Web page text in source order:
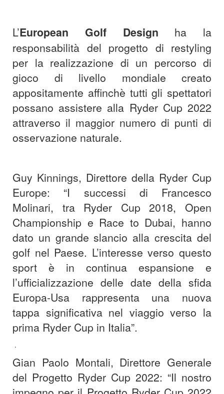
L’European Golf Design ha la
responsabilità del progetto di restyling
per la realizzazione di un percorso di
gioco di livello mondiale creato
appositamente affinchè tutti gli spettatori
possano assistere alla Ryder Cup 2022
attraverso il maggior numero di punti di
osservazione naturale.
Guy Kinnings, Direttore della Ryder Cup
Europe: “I successi di Francesco
Molinari, tra Ryder Cup 2018, Open
Championship e Race to Dubai, hanno
dato un grande slancio alla crescita del
golf nel Paese. L’interesse verso questo
sport è in continua espansione e
l’ufficializzazione delle date della sfida
Europa-Usa rappresenta una nuova
tappa significativa nel viaggio verso la
prima Ryder Cup in Italia”.
.
Gian Paolo Montali, Direttore Generale
del Progetto Ryder Cup 2022: “Il nostro